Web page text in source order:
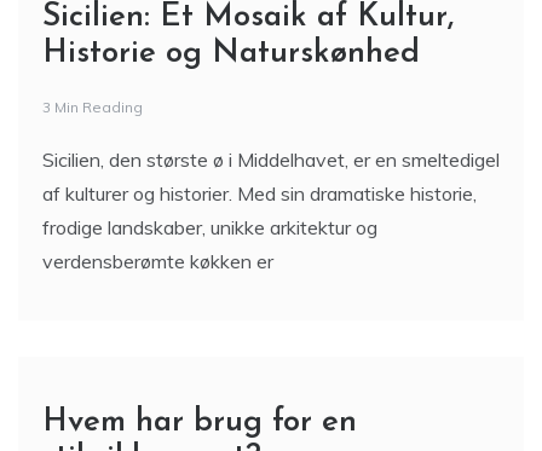
Sicilien: Et Mosaik af Kultur,
Historie og Naturskønhed
3 Min Reading
Sicilien, den største ø i Middelhavet, er en smeltedigel
af kulturer og historier. Med sin dramatiske historie,
frodige landskaber, unikke arkitektur og
verdensberømte køkken er
Hvem har brug for en